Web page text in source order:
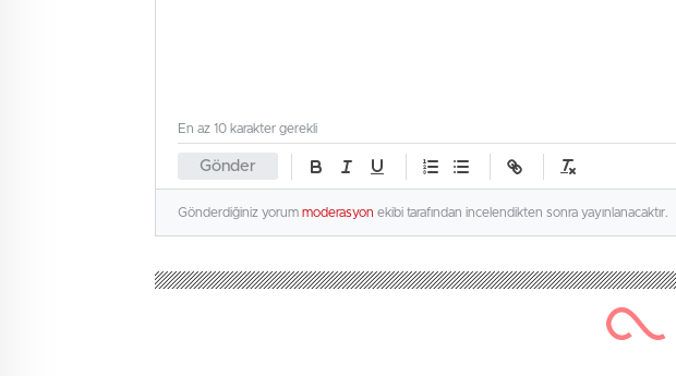
Gönder
En az 10 karakter gerekli
Gönderdiğiniz yorum moderasyon ekibi tarafından incelendikten sonra yayınlanacaktır.